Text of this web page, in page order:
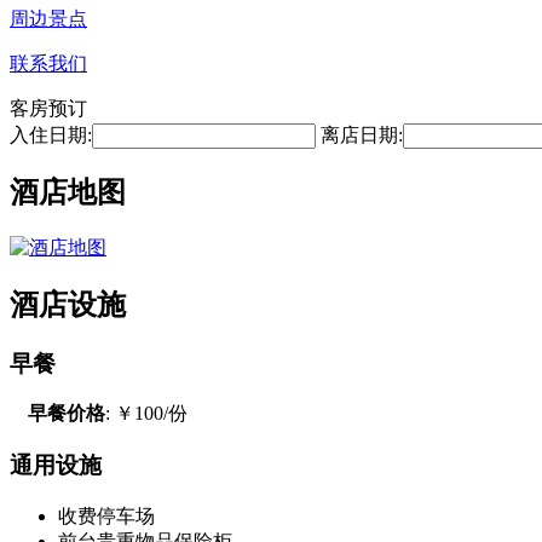
周边景点
联系我们
客房预订
入住日期:
离店日期:
酒店地图
酒店设施
早餐
早餐价格: ￥100/份
通用设施
收费停车场